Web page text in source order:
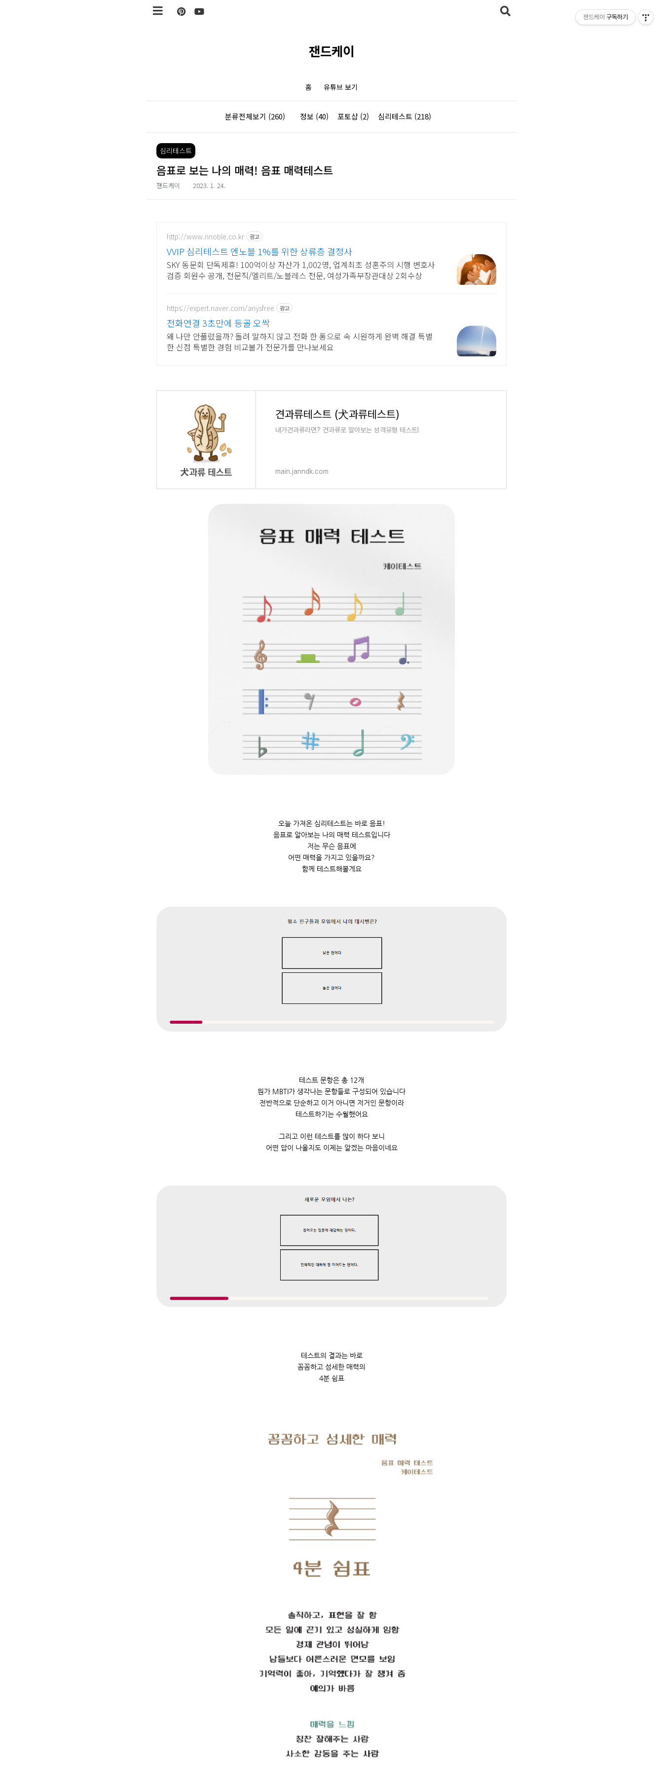
잰드케이
홈 유튜브 보기
분류전체보기 (260) 정보 (40) 포토샵 (2) 심리테스트 (218)
심리테스트
음표로 보는 나의 매력! 음표 매력테스트
잰드케이 2023. 1. 24.
http://www.nnoble.co.kr 광고
VVIP 심리테스트 엔노블 1%를 위한 상류층 결정사
SKY 동문회 단독제휴! 100억이상 자산가 1,002명, 업계최초 성혼주의 시행 변호사
검증 회원수 공개, 전문직/엘리트/노블레스 전문, 여성가족부장관대상 2회수상
https://expert.naver.com/anysfree 광고
전화연결 3초만에 등골 오싹
왜 나만 안풀렸을까? 돌려 말하지 않고 전화 한 통으로 속 시원하게 완벽 해결 특별
한 신점 특별한 경험 비교불가 전문가를 만나보세요
견과류테스트 (犬과류테스트)
내가견과류라면? 견과류로 알아보는 성격유형 테스트!
main.janndk.com
오늘 가져온 심리테스트는 바로 음표!
음표로 알아보는 나의 매력 테스트입니다
저는 무슨 음표에
어떤 매력을 가지고 있을까요?
함께 테스트해볼게요
테스트 문항은 총 12개
뭔가 MBTI가 생각나는 문항들로 구성되어 있습니다
전반적으로 단순하고 이거 아니면 저거인 문항이라
테스트하기는 수월했어요
그리고 이런 테스트를 많이 하다 보니
어떤 답이 나올지도 이제는 알겠는 마음이네요
테스트의 결과는 바로
꼼꼼하고 섬세한 매력의
4분 쉼표
잰드케이 구독하기